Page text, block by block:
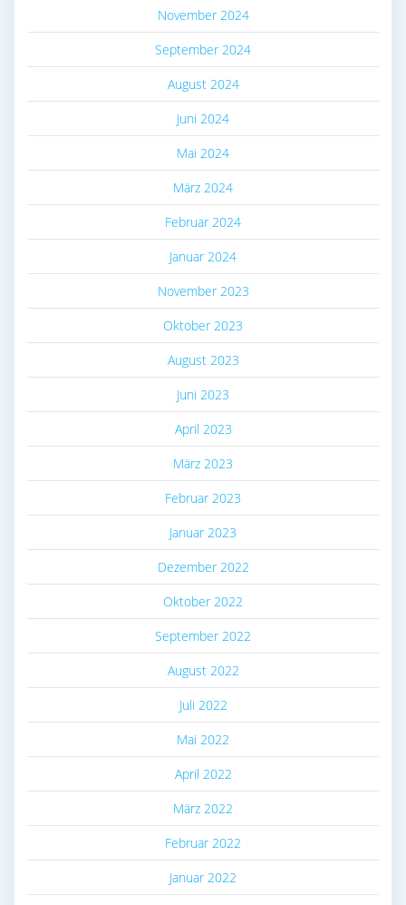
November 2024
September 2024
August 2024
Juni 2024
Mai 2024
März 2024
Februar 2024
Januar 2024
November 2023
Oktober 2023
August 2023
Juni 2023
April 2023
März 2023
Februar 2023
Januar 2023
Dezember 2022
Oktober 2022
September 2022
August 2022
Juli 2022
Mai 2022
April 2022
März 2022
Februar 2022
Januar 2022